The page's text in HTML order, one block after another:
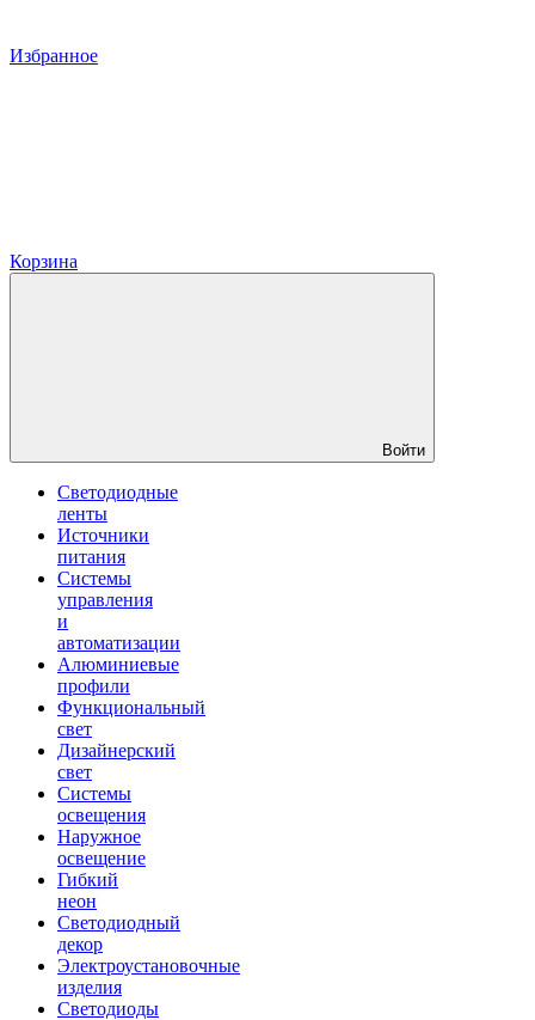
Избранное
Корзина
Войти
Светодиодные
ленты
Источники
питания
Системы
управления
и
автоматизации
Алюминиевые
профили
Функциональный
свет
Дизайнерский
свет
Системы
освещения
Наружное
освещение
Гибкий
неон
Светодиодный
декор
Электроустановочные
изделия
Светодиоды